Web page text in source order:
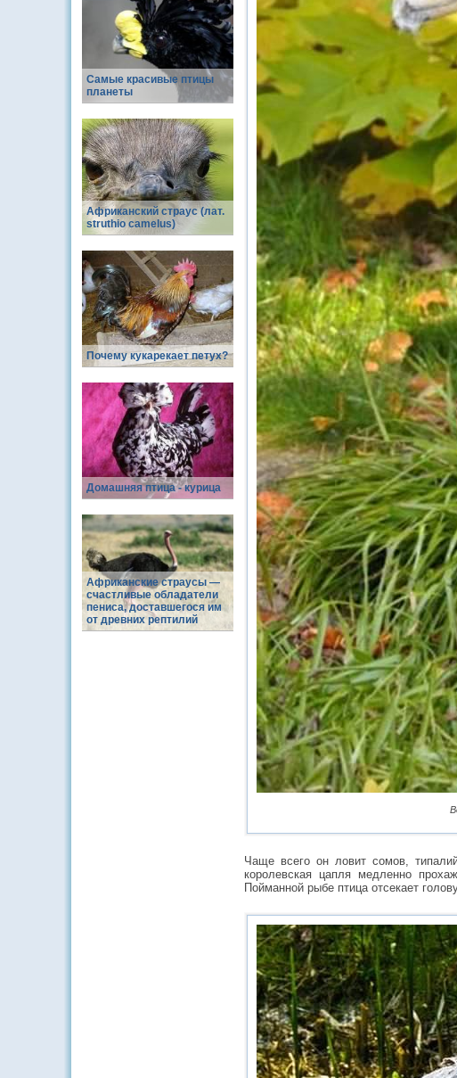
Самые красивые птицы
планеты
Африканский страус (лат.
struthio camelus)
Почему кукарекает петух?
Домашняя птица - курица
Африканские страусы —
счастливые обладатели
пениса, доставшегося им
от древних рептилий
Чаще всего он ловит сомов,
королевская цапля медленно
Пойманной рыбе птица отсекает